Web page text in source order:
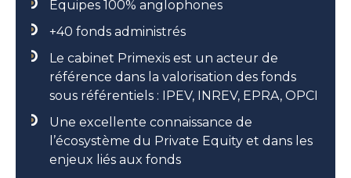
Equipes 100% anglophones
+40 fonds administrés​
Le cabinet Primexis est un acteur de
référence dans la valorisation des fonds
sous référentiels : IPEV, INREV, EPRA, OPCI​
Une excellente connaissance de
l’écosystème du Private Equity et dans les
enjeux liés aux fonds